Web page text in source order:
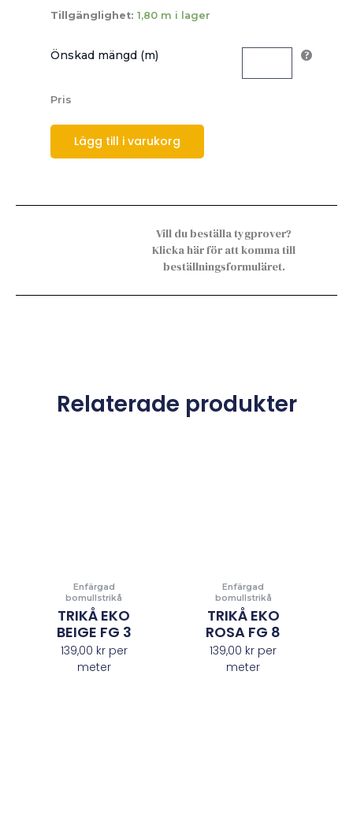
Tillgänglighet: 1,80 m i lager
Önskad mängd (m)
Pris
Lägg till i varukorg
Vill du beställa tygprover?
Klicka här för att komma till
beställningsformuläret.
Relaterade produkter
Enfärgad
bomullstrikå
TRIKÅ EKO
BEIGE FG 3
139,00 krper
meter
Enfärgad
bomullstrikå
TRIKÅ EKO
ROSA FG 8
139,00 kr per
meter